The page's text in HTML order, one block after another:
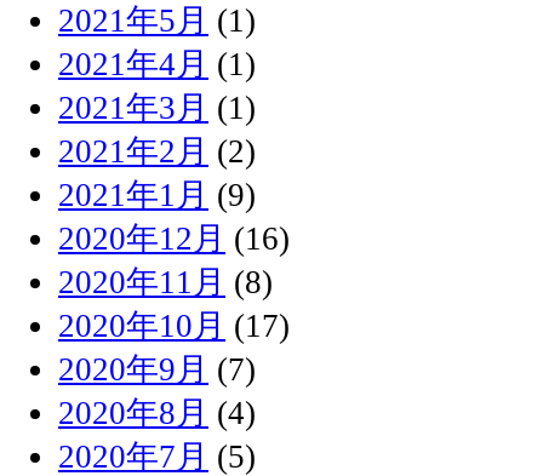
2021年5月 (1)
2021年4月 (1)
2021年3月 (1)
2021年2月 (2)
2021年1月 (9)
2020年12月 (16)
2020年11月 (8)
2020年10月 (17)
2020年9月 (7)
2020年8月 (4)
2020年7月 (5)